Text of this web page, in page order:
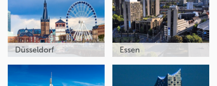
Düsseldorf Essen